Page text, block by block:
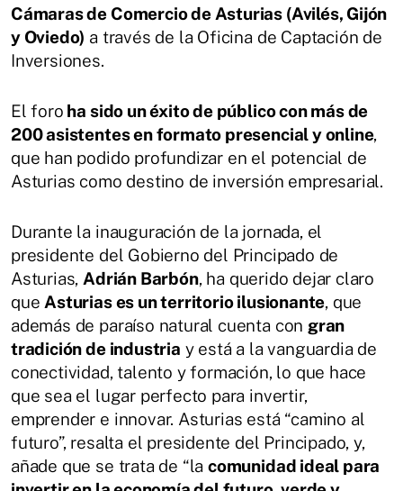
Cámaras de Comercio de Asturias (Avilés, Gijón
y Oviedo) a través de la Oficina de Captación de
Inversiones.
El foro ha sido un éxito de público con más de
200 asistentes en formato presencial y online,
que han podido profundizar en el potencial de
Asturias como destino de inversión empresarial.
Durante la inauguración de la jornada, el
presidente del Gobierno del Principado de
Asturias, Adrián Barbón, ha querido dejar claro
que Asturias es un territorio ilusionante, que
además de paraíso natural cuenta con gran
tradición de industria y está a la vanguardia de
conectividad, talento y formación, lo que hace
que sea el lugar perfecto para invertir,
emprender e innovar. Asturias está “camino al
futuro”, resalta el presidente del Principado, y,
añade que se trata de “lacomunidad ideal para